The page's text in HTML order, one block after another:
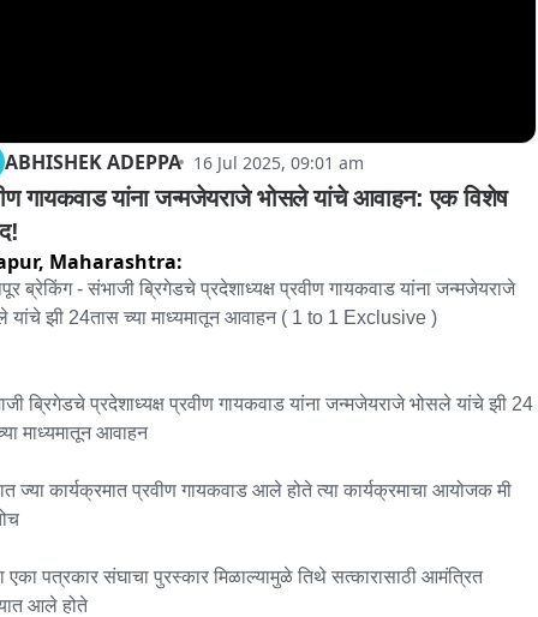
ABHISHEK ADEPPA 16 Jul 2025, 09:01 am
गायकवाड यांना जन्मजेयराजे भोसले यांचे आवाहन: एक विशेष
Maharashtra:
ब्रेकिंग - संभाजी ब्रिगेडचे प्रदेशाध्यक्ष प्रवीण गायकवाड यांना जन्मजेयराजे
यांचे झी 24तास च्या माध्यमातून आवाहन ( 1 to 1 Exclusive )
ब्रिगेडचे प्रदेशाध्यक्ष प्रवीण गायकवाड यांना जन्मजेयराजे भोसले यांचे झी 24
माध्यमातून आवाहन
ज्या कार्यक्रमात प्रवीण गायकवाड आले होते त्या कार्यक्रमाचा आयोजक मी
एका पत्रकार संघाचा पुरस्कार मिळाल्यामुळे तिथे सत्कारासाठी आमंत्रित
आले होते